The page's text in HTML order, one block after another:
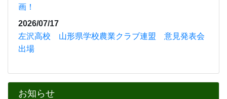
画！
2026/07/17
左沢高校 山形県学校農業クラブ連盟 意見発表会
出場
お知らせ